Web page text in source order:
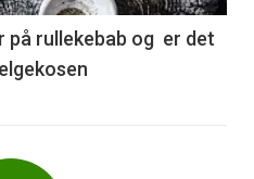
på rullekebab og er det